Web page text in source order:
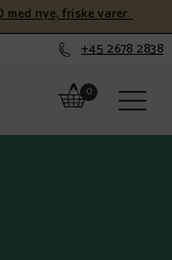
nye, friske varer.
+45 2678 2838